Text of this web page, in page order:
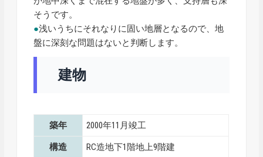
そうです。
●浅いうちにそれなりに固い地層となるので、地
盤に深刻な問題はないと判断します。
建物
築年 2000年11月竣工
構造 RC造地下1階地上9階建